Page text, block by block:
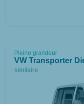
Pleine grandeur
VW Transporter
similaire